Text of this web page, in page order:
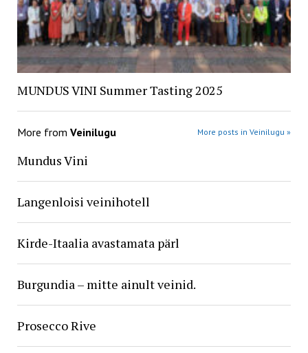
MUNDUS VINI Summer Tasting 2025
More from Veinilugu More posts in Veinilugu »
Mundus Vini
Langenloisi veinihotell
Kirde-Itaalia avastamata pärl
Burgundia – mitte ainult veinid.
Prosecco Rive